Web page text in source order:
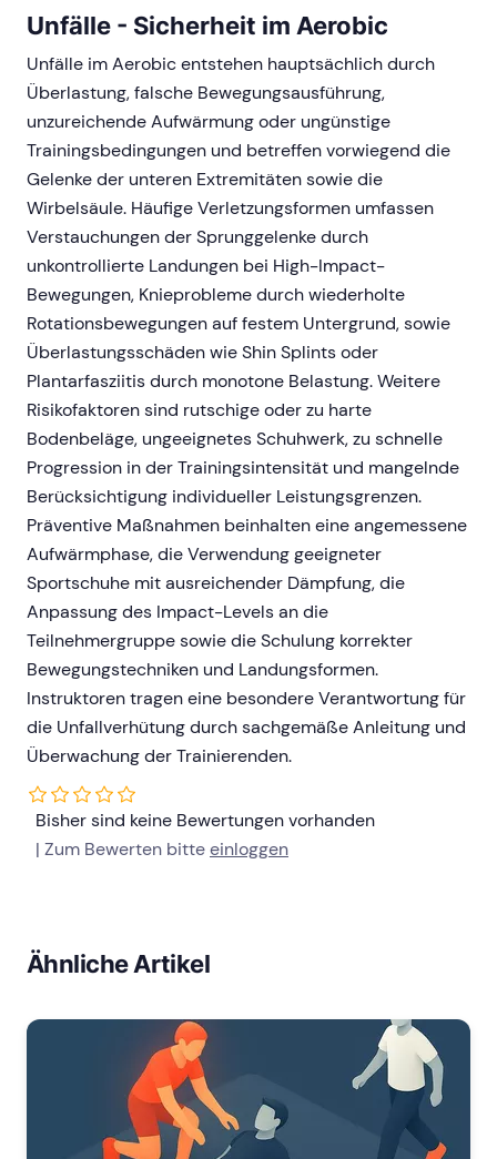
Unfälle - Sicherheit im Aerobic
Unfälle im Aerobic entstehen hauptsächlich durch
Überlastung, falsche Bewegungsausführung,
unzureichende Aufwärmung oder ungünstige
Trainingsbedingungen und betreffen vorwiegend die
Gelenke der unteren Extremitäten sowie die
Wirbelsäule. Häufige Verletzungsformen umfassen
Verstauchungen der Sprunggelenke durch
unkontrollierte Landungen bei High-Impact-
Bewegungen, Knieprobleme durch wiederholte
Rotationsbewegungen auf festem Untergrund, sowie
Überlastungsschäden wie Shin Splints oder
Plantarfasziitis durch monotone Belastung. Weitere
Risikofaktoren sind rutschige oder zu harte
Bodenbeläge, ungeeignetes Schuhwerk, zu schnelle
Progression in der Trainingsintensität und mangelnde
Berücksichtigung individueller Leistungsgrenzen.
Präventive Maßnahmen beinhalten eine angemessene
Aufwärmphase, die Verwendung geeigneter
Sportschuhe mit ausreichender Dämpfung, die
Anpassung des Impact-Levels an die
Teilnehmergruppe sowie die Schulung korrekter
Bewegungstechniken und Landungsformen.
Instruktoren tragen eine besondere Verantwortung für
die Unfallverhütung durch sachgemäße Anleitung und
Überwachung der Trainierenden.
Bisher sind keine Bewertungen vorhanden
| Zum Bewerten bitteeinloggen
Ähnliche Artikel